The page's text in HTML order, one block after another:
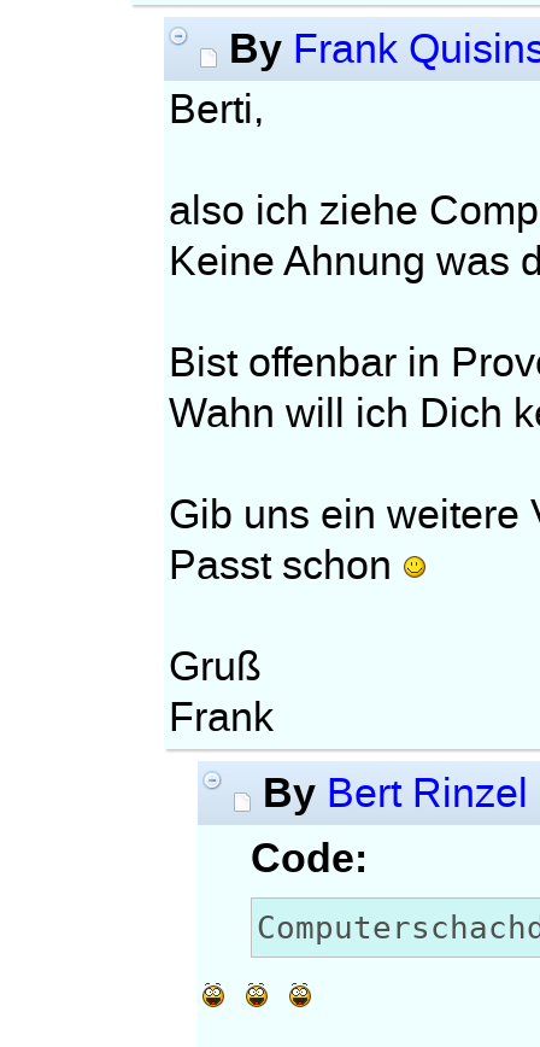
By Frank
Berti,
also ich ziehe
Keine Ahnung was
Bist offenbar in
Wahn will ich Dich
Gib uns ein weitere
Passt schon
Gruß
Frank
By Bert Rinzel
Code: